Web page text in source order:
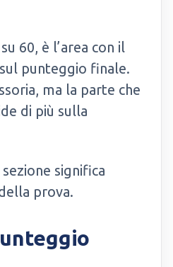
60, è l’area con il
punteggio finale.
ma la parte che
di più sulla
significa
prova.